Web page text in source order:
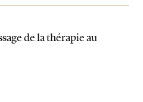
de la thérapie au